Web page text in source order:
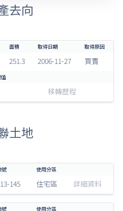
去向
251.3 2006-11-27 買賣
移轉歷程
土地
145 住宅區 詳細資料